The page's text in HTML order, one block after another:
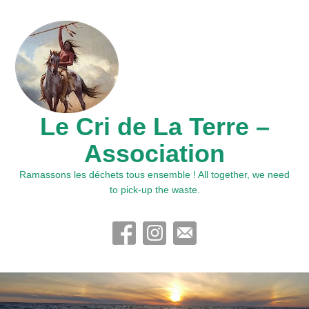
Le Cri de La Terre –
Association
Ramassons les déchets tous ensemble ! All together, we need
to pick-up the waste.